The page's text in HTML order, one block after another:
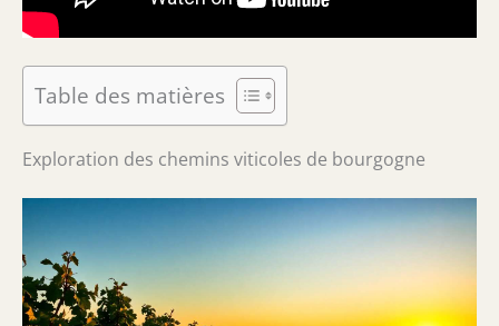
Table des matières
Exploration des chemins viticoles de bourgogne